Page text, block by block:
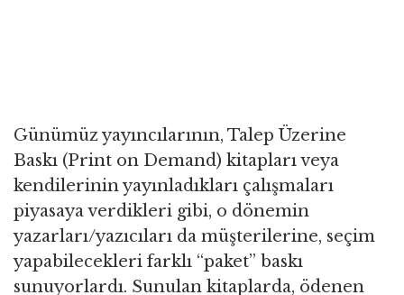
Günümüz yayıncılarının, Talep Üzerine
Baskı (Print on Demand) kitapları veya
kendilerinin yayınladıkları çalışmaları
piyasaya verdikleri gibi, o dönemin
yazarları/yazıcıları da müşterilerine, seçim
yapabilecekleri farklı “paket” baskı
sunuyorlardı. Sunulan kitaplarda, ödenen